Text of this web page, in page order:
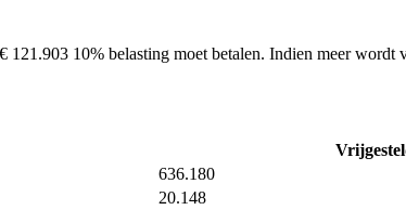
10% belasting moet betalen. Indien meer wordt
636.180
20.148